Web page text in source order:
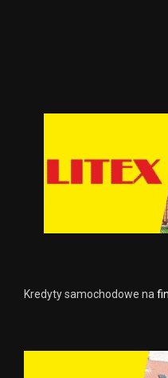
Kredyty samochodowe na